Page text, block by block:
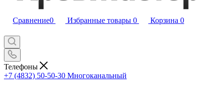
Сравнение0 Избранные товары 0 Корзина 0
Телефоны
+7 (4832) 50-50-30 Многоканальный